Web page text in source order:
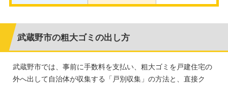
武蔵野市の粗大ゴミの出し方
武蔵野市では、事前に手数料を支払い、粗大ゴミを戸建住宅の
外へ出して自治体が収集する「戸別収集」の方法と、直接ク